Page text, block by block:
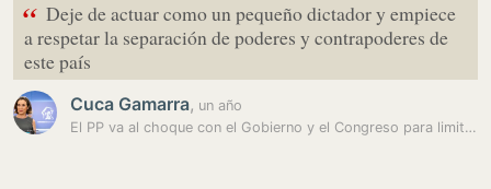
“ Deje de actuar como un pequeño dictador y empiece
a respetar la separación de poderes y contrapoderes de
este país
Cuca Gamarra, un año
El PP va al choque con el Gobierno y el Congreso para limitar al…